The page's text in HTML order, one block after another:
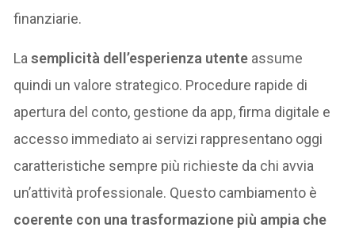
finanziarie.
Lasemplicità dell’esperienza utente assume
quindi un valore strategico. Procedure rapide di
apertura del conto, gestione da app, firma digitale e
accesso immediato ai servizi rappresentano oggi
caratteristiche sempre più richieste da chi avvia
un’attività professionale. Questo cambiamento è
coerente con una trasformazione più ampia che